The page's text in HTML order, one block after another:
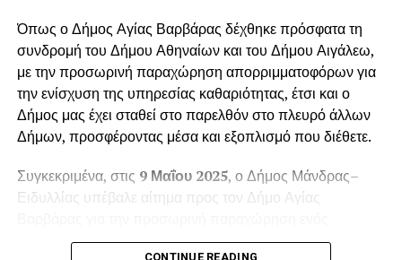
Όπως ο Δήμος Αγίας Βαρβάρας δέχθηκε πρόσφατα τη
συνδρομή του Δήμου Αθηναίων και του Δήμου Αιγάλεω,
με την προσωρινή παραχώρηση απορριμματοφόρων για
την ενίσχυση της υπηρεσίας καθαριότητας, έτσι και ο
Δήμος μας έχει σταθεί στο παρελθόν στο πλευρό άλλων
Δήμων, προσφέροντας μέσα και εξοπλισμό που διέθετε.
Συγκεκριμένα, στις 9 Μαΐου 2025, ο Δήμος Μάνδρας–
Ειδυλλίας υπέβαλε αίτημα προς τον Δήμο Αγίας
απορριμματοφόρου οχήματος. Το αίτημα
CONTINUE READING